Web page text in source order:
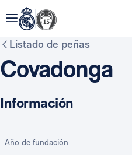
Listado de peñas
Covadonga
Información
Año de fundación